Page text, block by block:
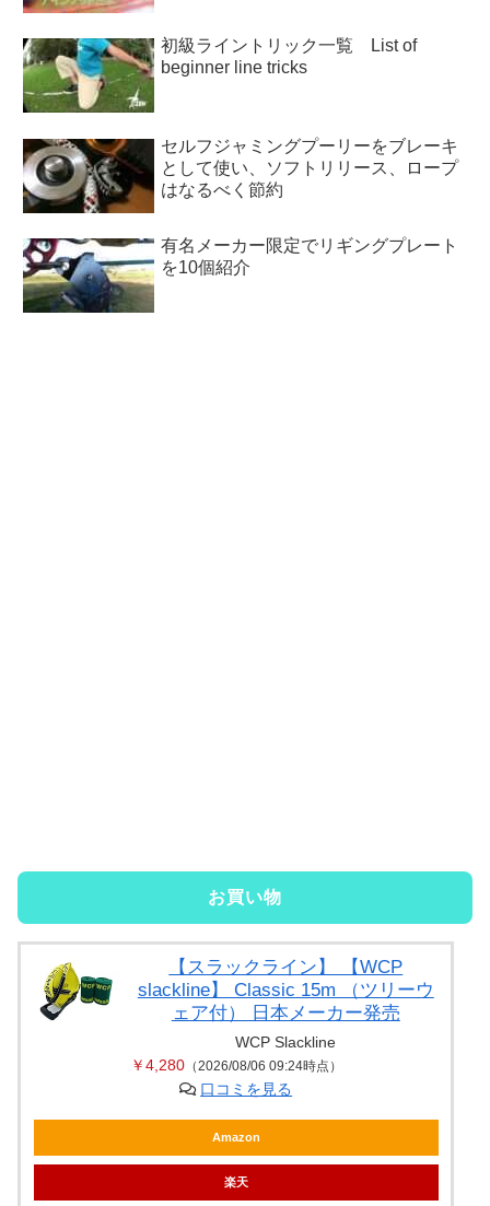
初級ライントリック一覧 List of
beginner line tricks
セルフジャミングプーリーをブレーキ
として使い、ソフトリリース、ロープ
はなるべく節約
有名メーカー限定でリギングプレート
を10個紹介
お買い物
【スラックライン】 【WCP
slackline】 Classic 15m （ツリーウ
ェア付） 日本メーカー発売
WCP Slackline
￥4,280（2026/08/06 09:24時点）
口コミを見る
Amazon
楽天